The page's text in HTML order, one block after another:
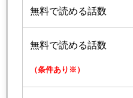
無料で読める話数
無料で読める話数
（条件あり※）